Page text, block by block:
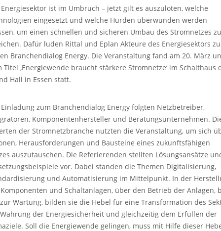
ist im Umbruch – jetzt gilt es auszuloten, welche
eingesetzt und welche Hürden überwunden werden
um einen schnellen und sicheren Umbau des Stromnetzes zu
Dafür luden Rittal und Eplan Akteure des Energiesektors
Branchendialog Energy. Die Veranstaltung fand am 20. März
Titel ‚Energiewende braucht stärkere Stromnetze‘ im Schalthaus
Hall in Essen statt.
zum Branchendialog Energy folgten Netzbetreiber,
Komponentenhersteller und Beratungsunternehmen.
der Stromnetzbranche nutzten die Veranstaltung, um sich
Herausforderungen und Bausteine eines zukunftsfähigen
auszutauschen. Die Referierenden stellten Lösungsansätze
vor. Dabei standen die Themen Digitalisierung,
und Automatisierung im Mittelpunkt. In der
und Schaltanlagen, über den Betrieb der Anlagen,
Wartung, bilden sie die Hebel für eine Transformation des
der Energiesicherheit und gleichzeitig dem Erfüllen der
Soll die Energiewende gelingen, muss mit Hilfe dieser